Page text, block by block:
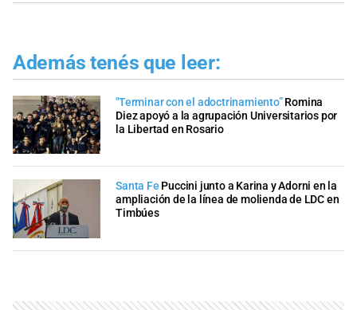
Además tenés que leer:
"Terminar con el adoctrinamiento” Romina
Diez apoyó a la agrupación Universitarios por
la Libertad en Rosario
Santa Fe Puccini junto a Karina y Adorni en la
ampliación de la línea de molienda de LDC en
Timbúes